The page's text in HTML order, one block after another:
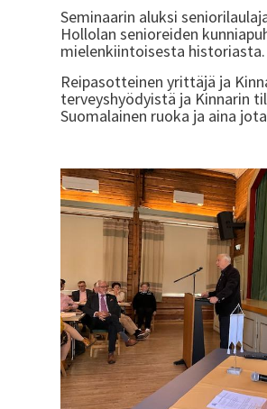
Seminaarin aluksi
Hollolan senioreiden
mielenkiintoisesta historiasta.
Reipasotteinen yrittäjä ja
terveyshyödyistä ja Kinnarin
Suomalainen ruoka ja aina